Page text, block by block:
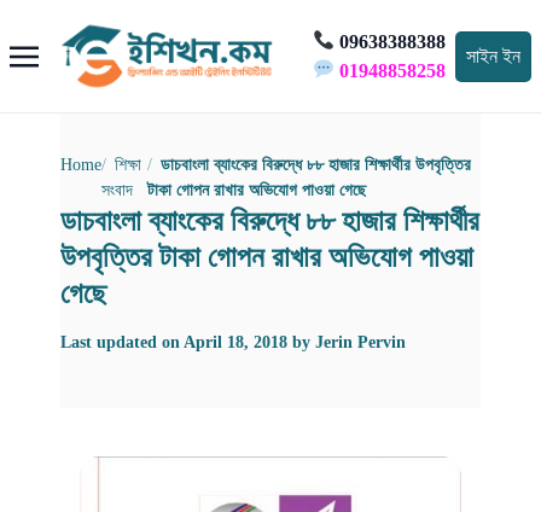
09638388388
01948858258
সাইন ইন
Home
শিক্ষা
সংবাদ
ডাচবাংলা ব্যাংকের বিরুদ্ধে ৮৮ হাজার শিক্ষার্থীর উপবৃত্তির
টাকা গোপন রাখার অভিযোগ পাওয়া গেছে
ডাচবাংলা ব্যাংকের বিরুদ্ধে ৮৮ হাজার শিক্ষার্থীর
উপবৃত্তির টাকা গোপন রাখার অভিযোগ পাওয়া
গেছে
Last updated on April 18, 2018 by Jerin Pervin